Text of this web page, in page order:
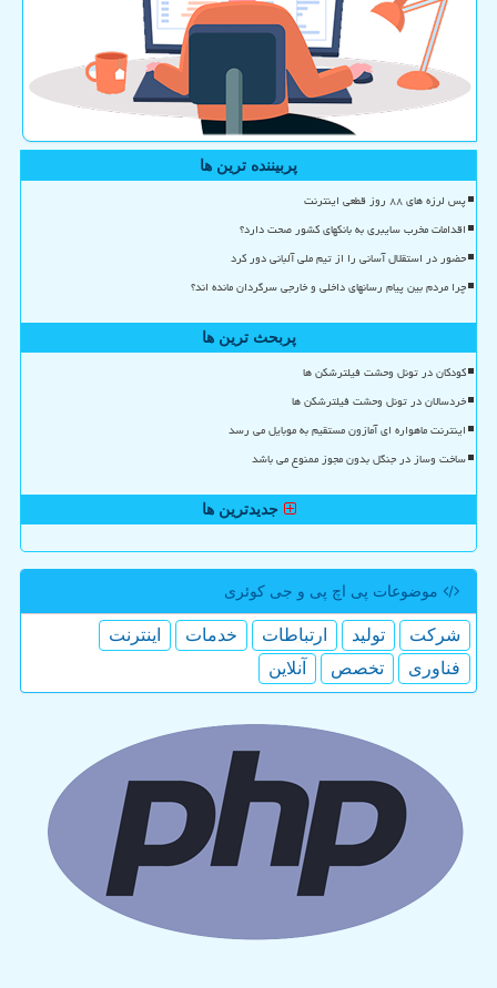
پربیننده ترین ها
پس لرزه های ۸۸ روز قطعی اینترنت
اقدامات مخرب سایبری به بانکهای کشور صحت دارد؟
حضور در استقلال آسانی را از تیم ملی آلبانی دور کرد
چرا مردم بین پیام رسانهای داخلی و خارجی سرگردان مانده اند؟
پربحث ترین ها
کودکان در تونل وحشت فیلترشکن ها
خردسالان در تونل وحشت فیلترشکن ها
اینترنت ماهواره ای آمازون مستقیم به موبایل می رسد
ساخت وساز در جنگل بدون مجوز ممنوع می باشد
جدیدترین ها
موضوعات پی اچ پی و جی كوئری
شركت تولید ارتباطات خدمات
اینترنت
فناوری
تخصص آنلاین